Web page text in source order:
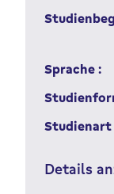
Sprache :
Studienart
Details